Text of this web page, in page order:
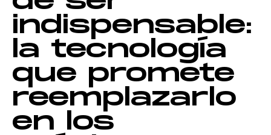
indispensable:
la tecnología
que promete
reemplazarlo
en los